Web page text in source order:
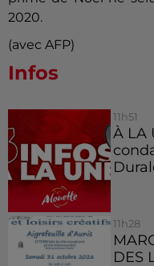
2020.
(avec AFP)
Infos
11h51
À LA
11h28
DES